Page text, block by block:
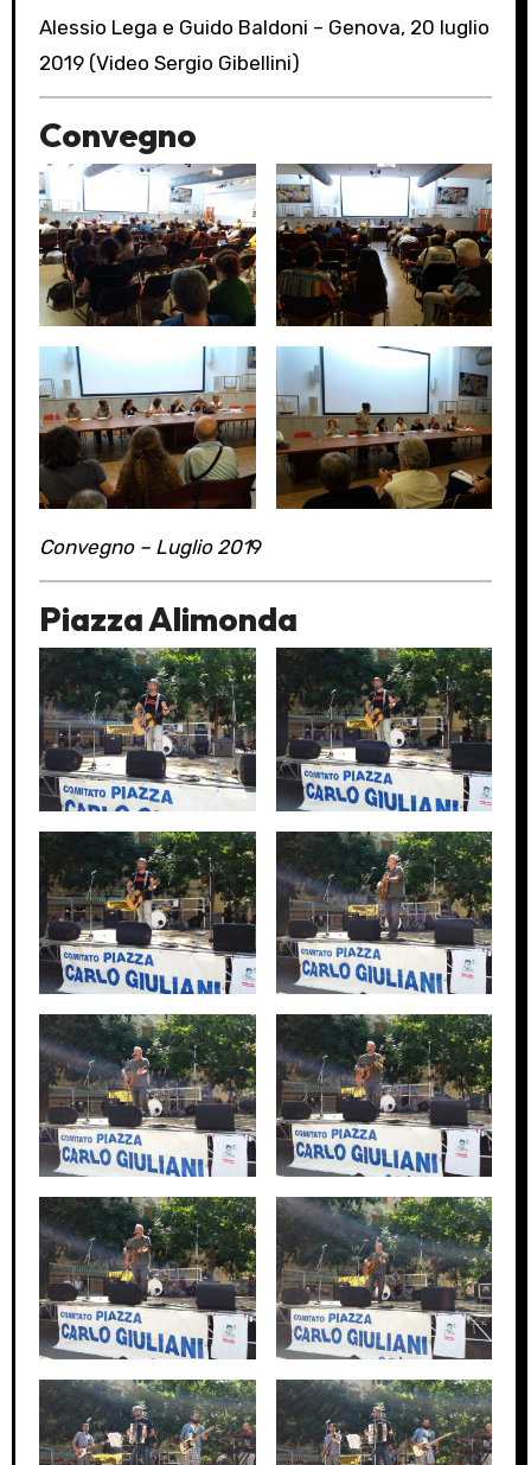
Alessio Lega e Guido Baldoni – Genova, 20 luglio
2019 (Video Sergio Gibellini)
Convegno
Convegno – Luglio 2019
Piazza Alimonda